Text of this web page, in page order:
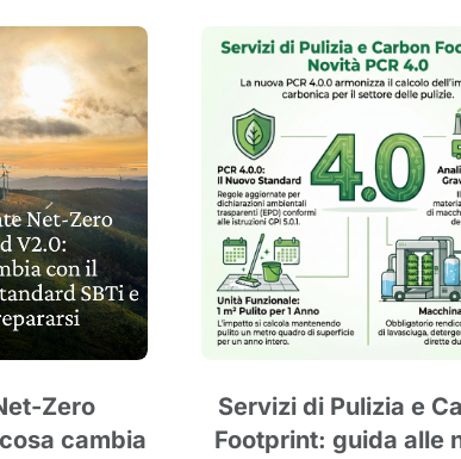
Zero
cambia
Servizi di Pulizia e
Footprint: guida alle